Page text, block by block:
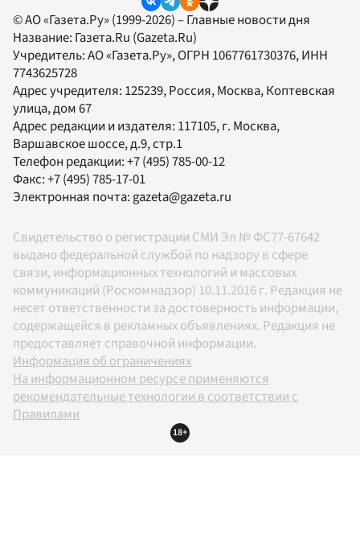
© АО «Газета.Ру» (1999-2026) – Главные новости дня
Название: Газета.Ru (Gazeta.Ru)
Учредитель:АО «Газета.Ру», ОГРН 1067761730376, ИНН
7743625728
Адрес учредителя: 125239, Россия, Москва, Коптевская
улица, дом 67
Адрес редакции и издателя: 117105, г. Москва,
Варшавское шоссе, д.9, стр.1
Телефон редакции:+7 (495) 785-00-12
Факс:+7 (495) 785-17-01
Электронная почта: gazeta@gazeta.ru
Свидетельство о регистрации СМИ Эл № ФС77-67642
выдано федеральной службой по надзору в сфере
связи, информационных технологий и массовых
коммуникаций (Роскомнадзор) 10.11.2016 г. Редакция не
несет ответственности за достоверность информации,
содержащейся в рекламных объявлениях. Редакция не
предоставляет справочной информации.
Информация об ограничениях
На информационном ресурсе применяются
рекомендательные технологии в соответствии с
Правилами
18+